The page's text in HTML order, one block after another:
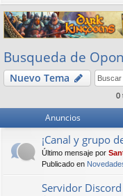
es
rá
pi
do
Busqueda de
Nuevo Tema
0
Anuncios
¡Canal y grupo
Último mensaje por
Publicado en
Servidor